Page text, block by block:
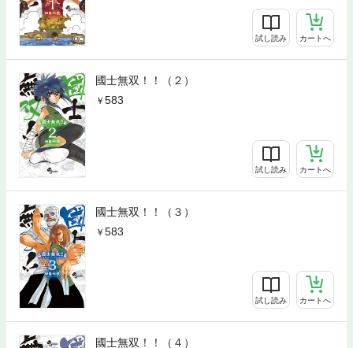
試し読み カートへ
國士無双！！（２）
583
試し読み カートへ
國士無双！！（３）
583
試し読み カートへ
國士無双！！（４）